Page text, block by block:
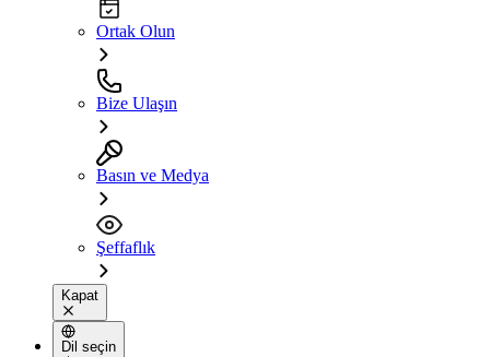
Ortak Olun
Bize Ulaşın
Basın ve Medya
Şeffaflık
Kapat
Dil seçin